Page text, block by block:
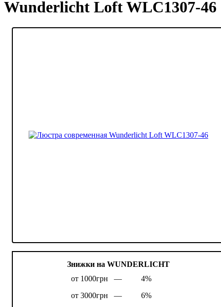
Wunderlicht Loft WLC1307-46
Знижки на WUNDERLICHT
от 1000грн —
4%
от 3000грн —
6%